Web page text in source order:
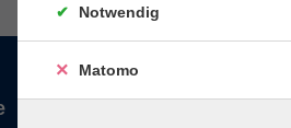
Notwendig
Matomo